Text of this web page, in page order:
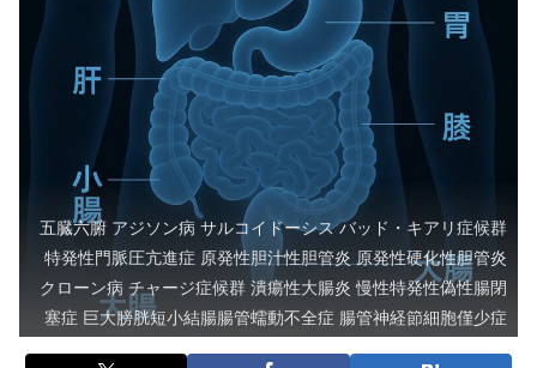
五臓六腑 アジソン病 サルコイドーシス バッド・キアリ症候群
特発性門脈圧亢進症 原発性胆汁性胆管炎 原発性硬化性胆管炎
クローン病 チャージ症候群 潰瘍性大腸炎 慢性特発性偽性腸閉
塞症 巨大膀胱短小結腸腸管蠕動不全症 腸管神経節細胞僅少症